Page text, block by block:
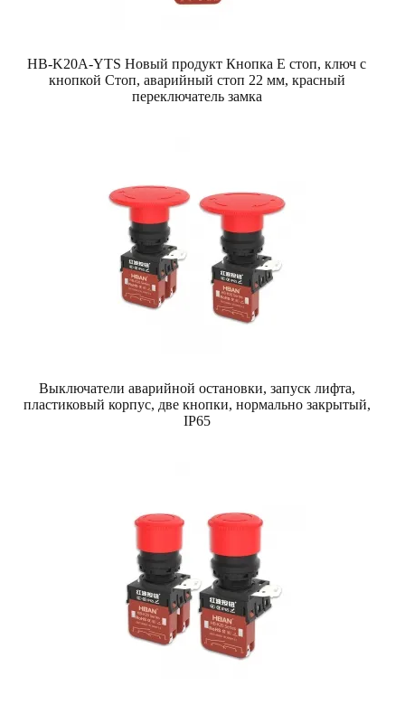
HB-K20A-YTS Новый продукт Кнопка E стоп, ключ с
кнопкой Стоп, аварийный стоп 22 мм, красный
переключатель замка
Выключатели аварийной остановки, запуск лифта,
пластиковый корпус, две кнопки, нормально закрытый,
IP65